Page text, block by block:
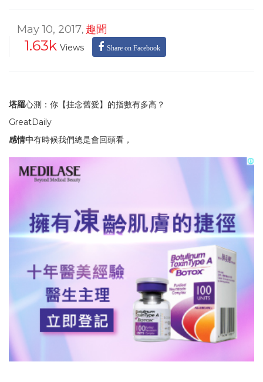
May 10, 2017, 趣聞
1.63k Views Share on Facebook
塔羅心測：你【挂念舊愛】的指數有多高？
GreatDaily
感情中有時候我們總是會回頭看，